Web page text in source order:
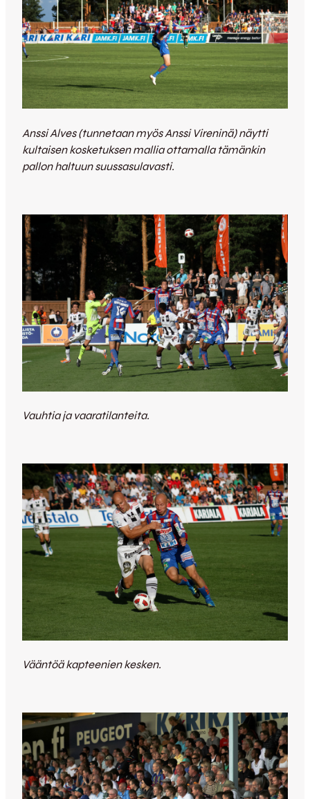
Anssi Alves (tunnetaan myös Anssi Vireninä) näytti
kultaisen kosketuksen mallia ottamalla tämänkin
pallon haltuun suussasulavasti.
Vauhtia ja vaaratilanteita.
Vääntöä kapteenien kesken.